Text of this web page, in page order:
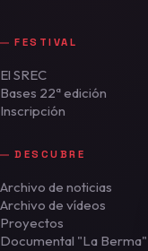
FESTIVAL
El SREC
Bases 22ª edición
Inscripción
DESCUBRE
Archivo de noticias
Archivo de vídeos
Proyectos
Documental "La Berma"